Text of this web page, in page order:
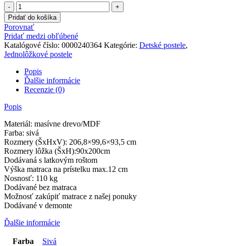
množstvo
Posteľ
s
prístelkou,
90x200,
sivá,
AUSTIN
NEW
Pridať do košíka
Porovnať
Pridať medzi obľúbené
Katalógové číslo: 0000240364 Kategórie: Detské postele,
Jednolôžkové postele
Popis
Ďalšie informácie
Recenzie (0)
Popis
Materiál: masívne drevo/MDF
Farba: sivá
Rozmery (ŠxHxV): 206,8×99,6×93,5 cm
Rozmery lôžka (ŠxH):90x200cm
Dodávaná s latkovým roštom
Výška matraca na prístelku max.12 cm
Nosnosť: 110 kg
Dodávané bez matraca
Možnosť zakúpiť matrace z našej ponuky
Dodávané v demonte
Ďalšie informácie
Farba Sivá